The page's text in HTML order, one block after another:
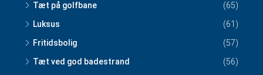
Tæt på golfbane
(65)
Luksus
(61)
Fritidsbolig
(57)
Tæt ved god badestrand
(56)